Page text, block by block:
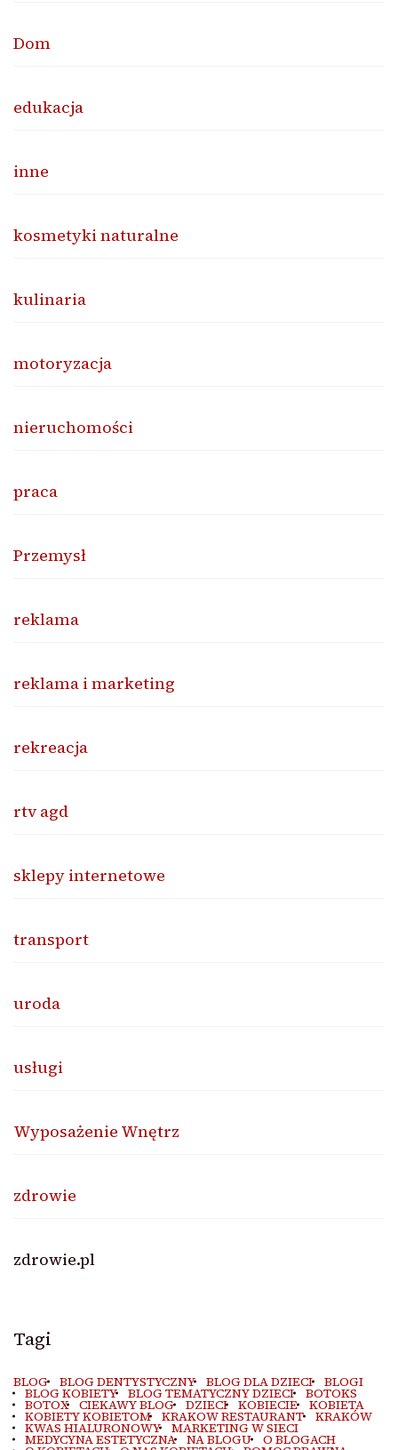
Dom
edukacja
inne
kosmetyki naturalne
kulinaria
motoryzacja
nieruchomości
praca
Przemysł
reklama
reklama i marketing
rekreacja
rtv agd
sklepy internetowe
transport
uroda
usługi
Wyposażenie Wnętrz
zdrowie
zdrowie.pl
Tagi
BLOG BLOG DENTYSTYCZNY BLOG DLA DZIECI BLOGI
BLOG KOBIETY BLOG TEMATYCZNY DZIECI BOTOKS
BOTOX CIEKAWY BLOG DZIECI KOBIECIE KOBIETA
KOBIETY KOBIETOM KRAKOW RESTAURANT KRAKÓW
KWAS HIALURONOWY MARKETING W SIECI
MEDYCYNA ESTETYCZNA NA BLOGU O BLOGACH